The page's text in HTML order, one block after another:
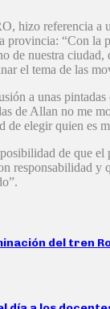
hizo referencia a
provincia: “Con la
de nuestra
el tema de las
a unas
de Allan no me
de elegir quien es
de que el
responsabilidad
del tren